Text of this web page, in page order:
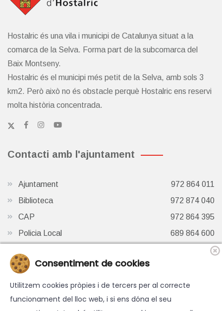
comarca de la Selva. Forma part de la subcomarca del
Hostalric és el municipi més petit de la Selva, amb sols 3
molta història concentrada.
Contacti amb l'ajuntament
Ajuntament
Biblioteca
972 874 040
CAP
972 864 395
Consentiment de cookies
Utilitzem cookies pròpies i de tercers per al correcte
funcionament del lloc web, i si ens dóna el seu